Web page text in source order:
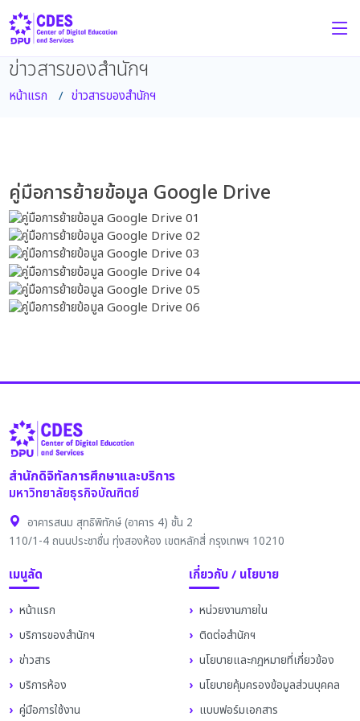
ข่าวสารของสำนักฯ
หน้าแรก ข่าวสารของสำนักฯ
คู่มือการย้ายข้อมูล Google Drive
สำนักดิจิทัลการศึกษาและบริการ
มหาวิทยาลัยธุรกิจบัณฑิตย์
อาคารสนม สุทธิพิทักษ์ (อาคาร 4) ชั้น 2
110/1-4 ถนนประชาชื่น ทุ่งสองห้อง เขตหลักสี่ กรุงเทพฯ 10210
เมนูลัด
หน้าแรก
บริการของสำนักฯ
ข่าวสาร
บริการห้อง
คู่มือการใช้งาน
เกี่ยวกับ / นโยบาย
หน่วยงานภายใน
ติดต่อสำนักฯ
นโยบายและกฎหมายที่เกี่ยวข้อง
นโยบายคุ้มครองข้อมูลส่วนบุคคล
แบบฟอร์มเอกสาร